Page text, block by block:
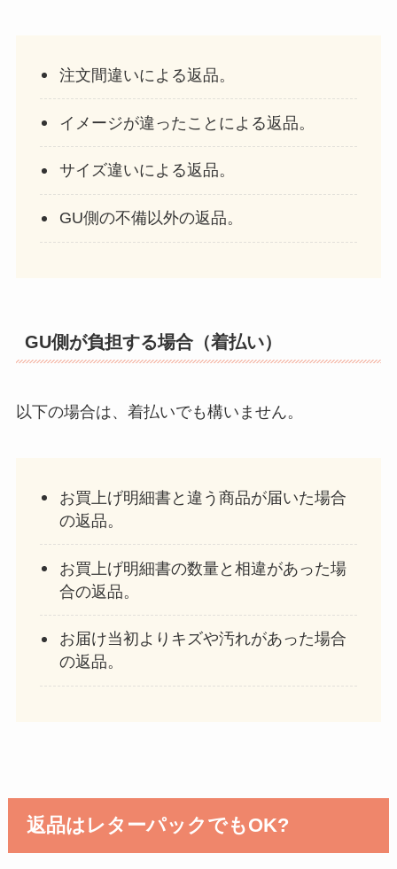
注文間違いによる返品。
イメージが違ったことによる返品。
サイズ違いによる返品。
GU側の不備以外の返品。
GU側が負担する場合（着払い）
以下の場合は、着払いでも構いません。
お買上げ明細書と違う商品が届いた場合
の返品。
お買上げ明細書の数量と相違があった場
合の返品。
お届け当初よりキズや汚れがあった場合
の返品。
返品はレターパックでもOK?